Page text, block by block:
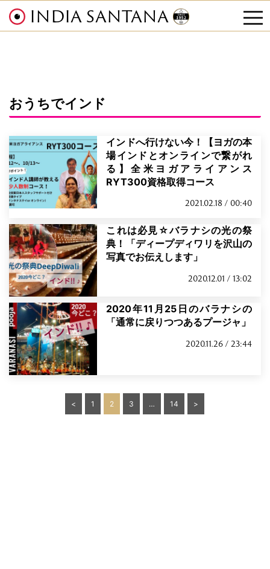
INDIA SANTANA
おうちでインド
インドへ行けない今！【ヨガの本
場インドとオンラインで繋がれ
る】全米ヨガアライアンス
RYT300資格取得コース
2021.02.18 / 00:40
これは必見☆バラナシの光の祭
典！「ディープディワリを沢山の
写真でお伝えします」
2020.12.01 / 13:02
2020年11月25日のバラナシの
「通常に戻りつつあるプージャ」
2020.11.26 / 23:44
稿
< 1 2 3 … 14 >